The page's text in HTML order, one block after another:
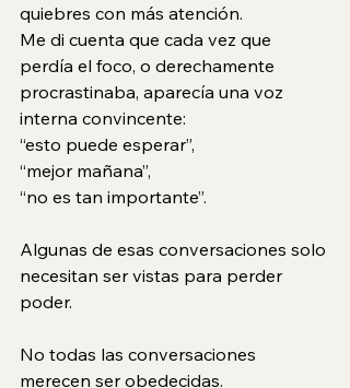
quiebres con más atención.
Me di cuenta que cada vez que
perdía el foco, o derechamente
procrastinaba, aparecía una voz
interna convincente:
“esto puede esperar”,
“mejor mañana”,
“no es tan importante”.
Algunas de esas conversaciones solo
necesitan ser vistas para perder
poder.
No todas las conversaciones
merecen ser obedecidas.